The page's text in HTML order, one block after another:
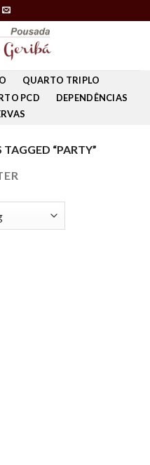
QUARTO TRIPLO
PCD
DEPENDÊNCIAS
“PARTY”